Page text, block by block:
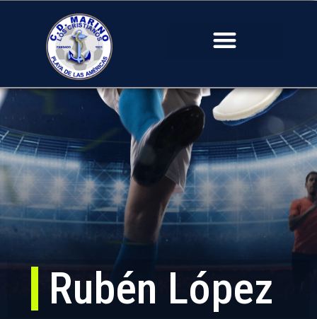
Rubén López